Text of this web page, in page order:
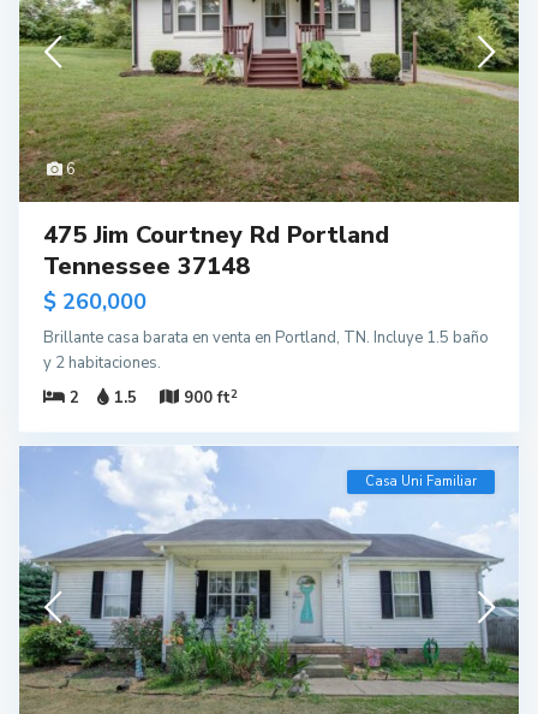
6
475 Jim Courtney Rd Portland
Tennessee 37148
$ 260,000
Brillante casa barata en venta en Portland, TN. Incluye 1.5 baño
y 2 habitaciones.
2
1.5 900 ft2
Casa Uni Familiar